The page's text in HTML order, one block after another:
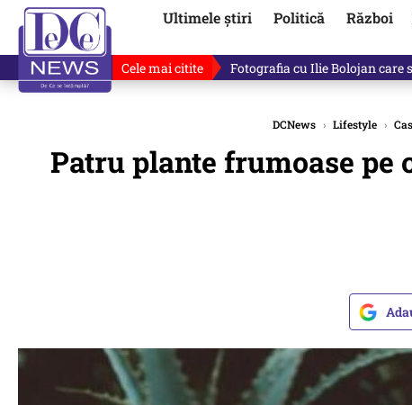
Ultimele știri Politică Război
Cele mai citite Ilie Bolojan, gafă în direct
DCNews › Lifestyle ›
Patru plante frumoase pe